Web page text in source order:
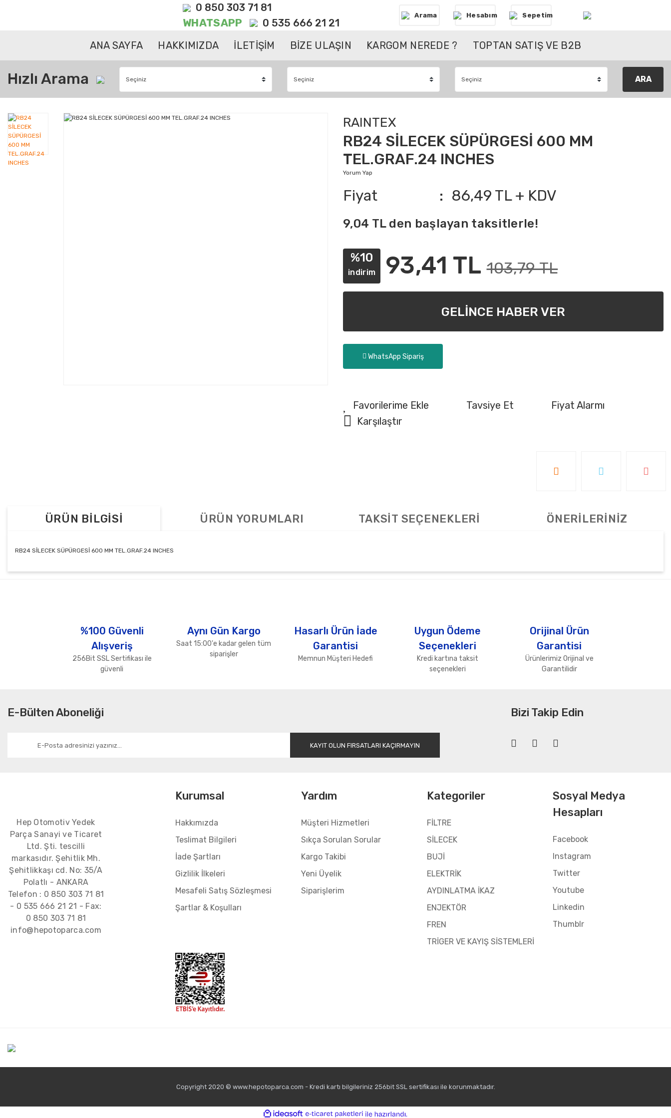
0 850 303 71 81
WHATSAPP 0 535 666 21 21
Arama Hesabım Sepetim
ANA SAYFA HAKKIMIZDA İLETİŞİM BİZE ULAŞIN KARGOM NEREDE ? TOPTAN SATIŞ VE B2B
Hızlı Arama ARA
RAINTEX
RB24 SİLECEK SÜPÜRGESİ 600 MM
TEL.GRAF.24 INCHES
Yorum Yap
Fiyat 86,49 TL + KDV
9,04 TL den başlayan taksitlerle!
%10
indirim 93,41 TL 103,79 TL
GELİNCE HABER VER
WhatsApp Sipariş
Tavsiye Et
Fiyat Alarmı
Karşılaştır
ÜRÜN BİLGİSİ ÜRÜN YORUMLARI TAKSİT SEÇENEKLERİ ÖNERİLERİNİZ
RB24 SİLECEK SÜPÜRGESİ 600 MM TEL.GRAF.24 INCHES
Ürün fiyatı diğer sitelerden daha pahalı.
Bu ürüne benzer farklı alternatifler olmalı.
Gönder
%100 Güvenli
Alışveriş
256Bit SSL Sertifikası ile
güvenli
Aynı Gün Kargo
Saat 15:00'e kadar gelen tüm
siparişler
Hasarlı Ürün İade
Garantisi
Memnun Müşteri Hedefi
Uygun Ödeme
Seçenekleri
Kredi kartına taksit
seçenekleri
Orijinal Ürün
Garantisi
Ürünlerimiz Orijinal ve
Garantilidir
E-Bülten Aboneliği
KAYIT OLUN FIRSATLARI KAÇIRMAYIN
Bizi Takip Edin
Hep Otomotiv Yedek
Parça Sanayi ve Ticaret
Ltd. Şti. tescilli
markasıdır. Şehitlik Mh.
Şehitlikkaşı cd. No: 35/A
Polatlı - ANKARA
Telefon : 0 850 303 71 81
- 0 535 666 21 21 - Fax:
0 850 303 71 81
info@hepotoparca.com
Kurumsal
Hakkımızda
Teslimat Bilgileri
İade Şartları
Gizlilik İlkeleri
Mesafeli Satış Sözleşmesi
Şartlar & Koşulları
Yardım
Müşteri Hizmetleri
Sıkça Sorulan Sorular
Kargo Takibi
Yeni Üyelik
Siparişlerim
Kategoriler
FİLTRE
SİLECEK
BUJİ
ELEKTRİK
AYDINLATMA İKAZ
ENJEKTÖR
FREN
TRİGER VE KAYIŞ SİSTEMLERİ
Sosyal Medya
Hesapları
Facebook
Instagram
Twitter
Youtube
Linkedin
Thumblr
Copyright 2020 © www.hepotoparca.com - Kredi kartı bilgileriniz 256bit SSL sertifikası ile korunmaktadır.
ideasoft e-